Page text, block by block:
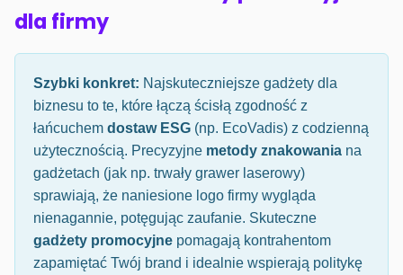
dla firmy
Szybki konkret: Najskuteczniejsze gadżety dla
biznesu to te, które łączą ścisłą zgodność z
łańcuchem dostaw ESG (np. EcoVadis) z codzienną
użytecznością. Precyzyjne metody znakowania na
gadżetach (jak np. trwały grawer laserowy)
sprawiają, że naniesione logo firmy wygląda
nienagannie, potęgując zaufanie. Skuteczne
gadżety promocyjne pomagają kontrahentom
zapamiętać Twój brand i idealnie wspierają politykę